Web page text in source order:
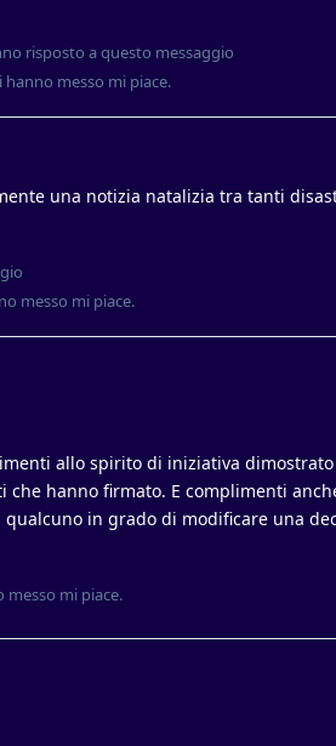
risposto a questo messaggio
hanno messo mi piace.
una notizia natalizia tra tanti
messo mi piace.
allo spirito di iniziativa
hanno firmato. E complimenti
in grado di modificare una
messo mi piace.